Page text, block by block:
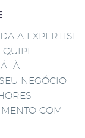
A EXPERTISE
À
NEGÓCIO
COM